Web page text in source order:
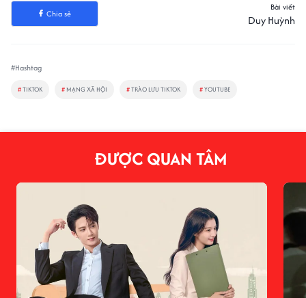
Chia sẻ
Bài viết
Duy Huỳnh
#Hashtag
#TIKTOK # MẠNG XÃ HỘI #TRÀO LƯU TIKTOK #YOUTUBE
ĐƯỢC QUAN TÂM